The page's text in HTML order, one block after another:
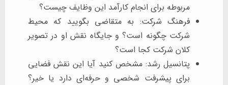
مربوطه برای انجام کارآمد این وظایف چیست؟
فرهنگ شرکت: به متقاضی بگویید که محیط
شرکت چگونه است؟ و جایگاه نقش او در تصویر
کلان شرکت کجا است؟
پتانسیل رشد: مشخص کنید آیا این نقش فضایی
برای پیشرفت شخصی و حرفه‌ای دارد یا خیر؟